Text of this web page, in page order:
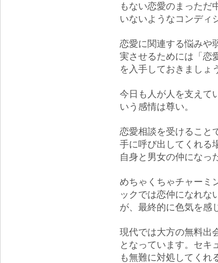
もない恋愛のまっただ
いないようなコンディ
恋愛に関連する悩みや
実させるためには「恋
を入手しておきましょ
今日も人が人を支えて
いう感情は尊い。
恋愛相談を受けること
手に呼び出してくれる
自身と男女の仲になっ
めちゃくちゃチャーミ
ックでは恋仲になれな
が、最終的に色気を感
現代では大方の無料出
となっています。セキ
も無難に対処してくれ